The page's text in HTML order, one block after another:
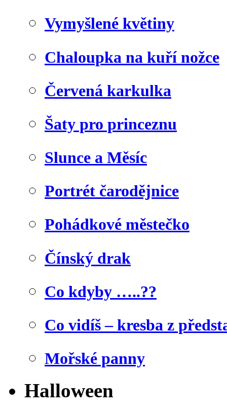
Vymyšlené květiny
Chaloupka na kuří nožce
Červená karkulka
Šaty pro princeznu
Slunce a Měsíc
Portrét čarodějnice
Pohádkové městečko
Čínský drak
Co kdyby …..??
Co vidíš – kresba z
Mořské panny
Halloween